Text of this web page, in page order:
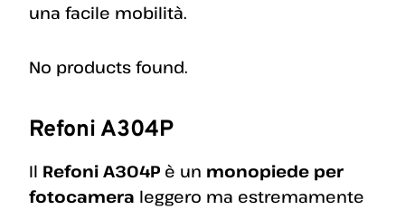
una facile mobilità.
No products found.
Refoni A304P
Il Refoni A304P è un monopiede per
fotocamera leggero ma estremamente